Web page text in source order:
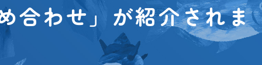
合わせ」が紹介されま